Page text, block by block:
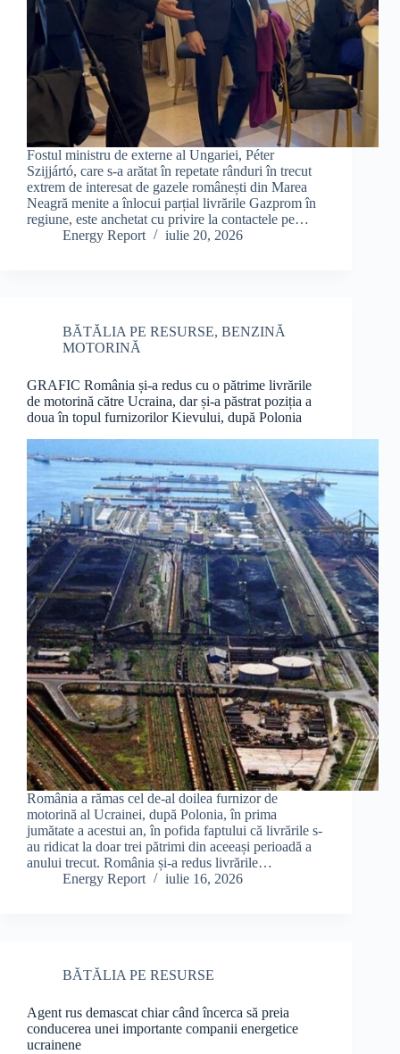
Fostul ministru de externe al Ungariei, Péter
Szijjártó, care s-a arătat în repetate rânduri în trecut
extrem de interesat de gazele românești din Marea
Neagră menite a înlocui parțial livrările Gazprom în
regiune, este anchetat cu privire la contactele pe…
Energy Report
iulie 20, 2026
BĂTĂLIA PE RESURSE, BENZINĂ
MOTORINĂ
GRAFIC România și-a redus cu o pătrime livrările
de motorină către Ucraina, dar și-a păstrat poziția a
doua în topul furnizorilor Kievului, după Polonia
România a rămas cel de-al doilea furnizor de
motorină al Ucrainei, după Polonia, în prima
jumătate a acestui an, în pofida faptului că livrările s-
au ridicat la doar trei pătrimi din aceeași perioadă a
anului trecut. România și-a redus livrările…
Energy Report
iulie 16, 2026
BĂTĂLIA PE RESURSE
Agent rus demascat chiar când încerca să preia
conducerea unei importante companii energetice
ucrainene